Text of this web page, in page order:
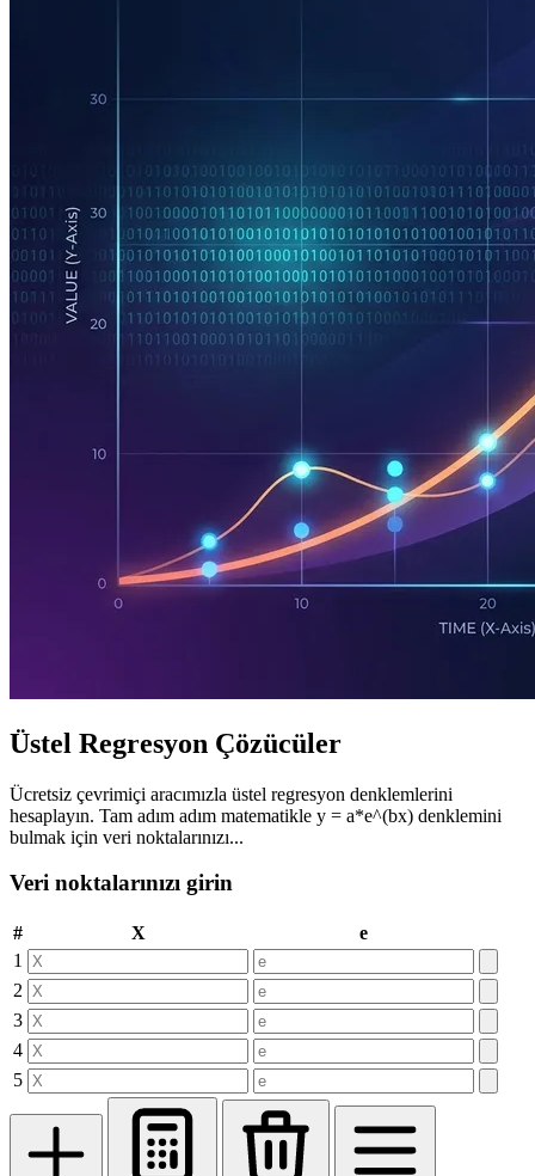
Üstel Regresyon Çözücüler
Ücretsiz çevrimiçi aracımızla üstel regresyon denklemlerini
hesaplayın. Tam adım adım matematikle y = a*e^(bx) denklemini
bulmak için veri noktalarınızı...
Veri noktalarınızı girin
# X
e
1
2
3
4
5